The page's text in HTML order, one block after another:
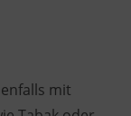
mit